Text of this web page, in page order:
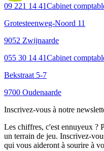
09 221 14 41Cabinet
Grotesteenweg-Noord 11
9052 Zwijnaarde
055 30 14 41Cabinet
Bekstraat 5-7
9700 Oudenaarde
Inscrivez-vous à notre
Les chiffres, c'est ennuyeux ?
un terrain de jeu. Inscrivez-
qui vous aideront à sourire à